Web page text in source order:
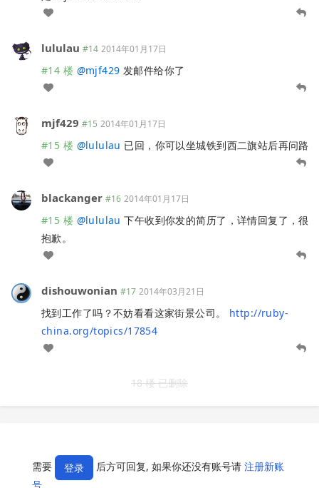
lululau #14 2014年01月17日
#14 楼 @mjf429 发邮件给你了
mjf429 #15 2014年01月17日
#15 楼 @lululau 已回，你可以坐城铁到西二旗站后再问路
blackanger #16 2014年01月17日
#15 楼 @lululau 下午收到你发的简历了，详情回复了，很
抱歉。
dishouwonian #17 2014年03月21日
找到工作了吗？不妨看看这家街景公司。 http://ruby-
china.org/topics/17854
18 楼 已删除
需要 登录 后方可回复, 如果你还没有账号请 注册新账
号